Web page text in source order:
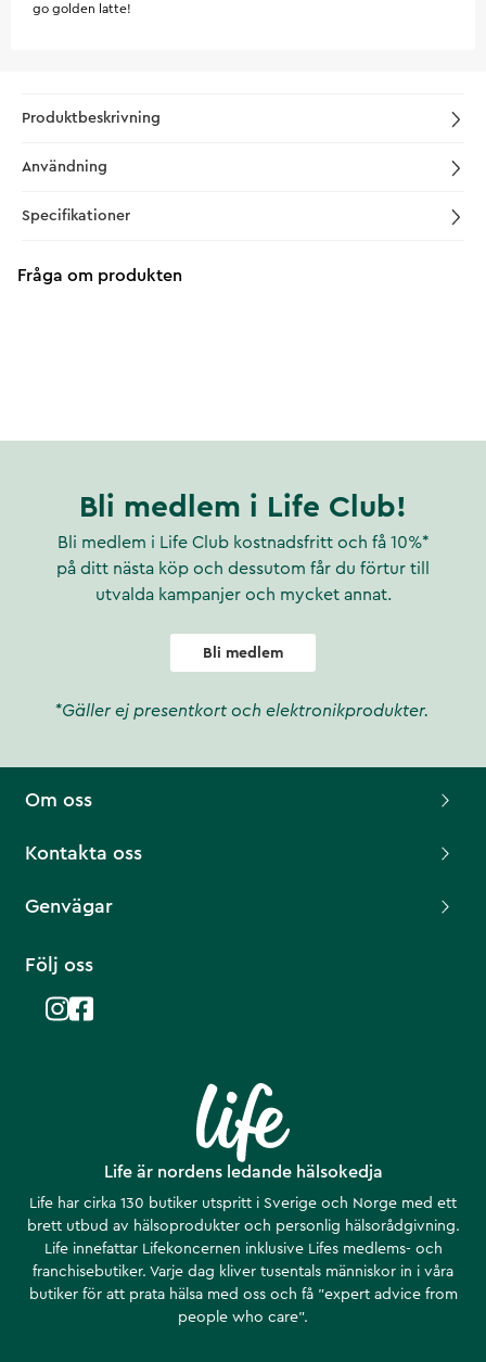
go golden latte!
Produktbeskrivning
Användning
Specifikationer
Fråga om produkten
Bli medlem i Life Club!
Bli medlem i Life Club kostnadsfritt och få 10%*
på ditt nästa köp och dessutom får du förtur till
utvalda kampanjer och mycket annat.
Bli medlem
*Gäller ej presentkort och elektronikprodukter.
Life är nordens ledande hälsokedja
Life har cirka 130 butiker utspritt i Sverige och Norge med ett
brett utbud av hälsoprodukter och personlig hälsorådgivning.
Life innefattar Lifekoncernen inklusive Lifes medlems- och
franchisebutiker. Varje dag kliver tusentals människor in i våra
butiker för att prata hälsa med oss och få ”expert advice from
people who care”.
Om oss
Kontakta oss
Genvägar
Följ oss